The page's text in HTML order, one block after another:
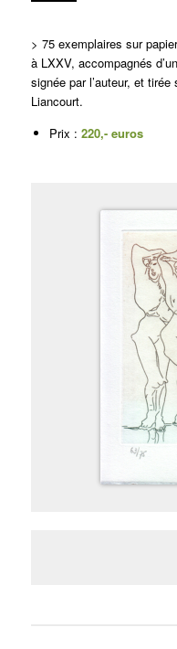
> 75 exemplaires sur
à LXXV, accompagnés
signée par l’auteur, et
Liancourt.
Prix : 220,- euros